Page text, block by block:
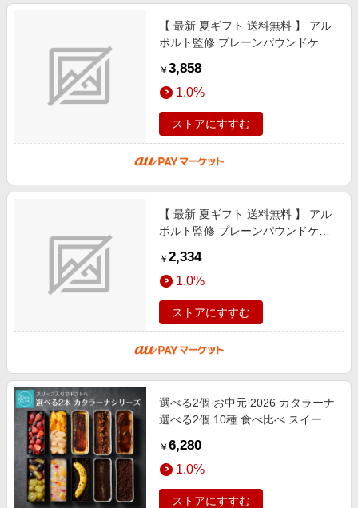
【 最新 夏ギフト 送料無料 】 アル
ポルト監修 プレーンパウンドケー
バッグ パウンドケーキ
￥ 3,858
1.0%
ストアにすすむ
【 最新 夏ギフト 送料無料 】 アル
ポルト監修 プレーンパウンドケー
ティーバッグ パウンドケーキ
￥ 2,334
1.0%
ストアにすすむ
選べる2個 お中元 2026 カタラーナ
選べる2個 10種 食べ比べ スイーツ
ゼント キャラメル 紅茶 プリン
￥ 6,280
1.0%
ストアにすすむ